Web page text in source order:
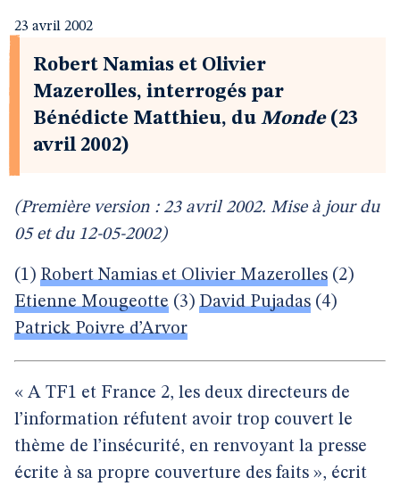
23 avril 2002
Robert Namias et Olivier
Mazerolles, interrogés par
Bénédicte Matthieu, du Monde(23
avril 2002)
(Première version : 23 avril 2002. Mise à jour du
05 et du 12-05-2002)
(1) Robert Namias et Olivier Mazerolles (2)
Etienne Mougeotte (3) David Pujadas (4)
Patrick Poivre d’Arvor
« A TF1 et France 2, les deux directeurs de
l’information réfutent avoir trop couvert le
thème de l’insécurité, en renvoyant la presse
écrite à sa propre couverture des faits », écrit